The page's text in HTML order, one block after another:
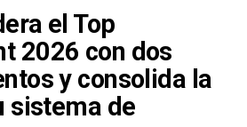
el Top
2026 con dos
y consolida la
sistema de